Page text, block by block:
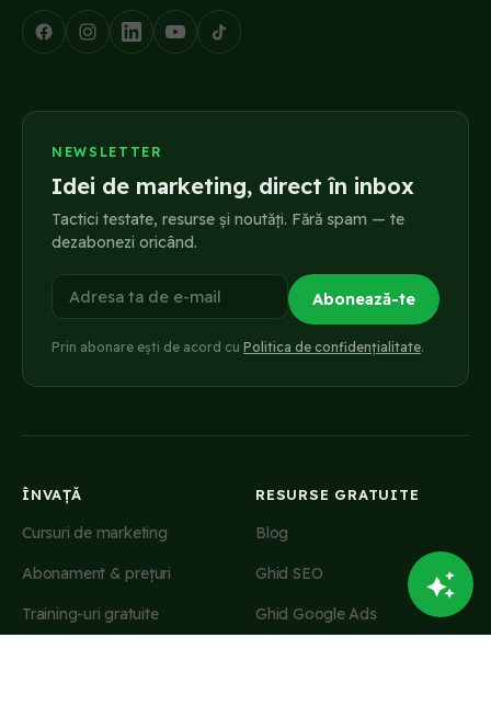
NEWSLETTER
Idei de marketing, direct în inbox
Tactici testate, resurse și noutăți. Fără spam — te
dezabonezi oricând.
Adresa ta de e-mail Abonează-te
Prin abonare ești de acord cu Politica de confidențialitate.
ÎNVAȚĂ
Cursuri de marketing
Abonament & prețuri
Training-uri gratuite
RESURSE GRATUITE
Blog
Ghid SEO
Ghid Google Ads